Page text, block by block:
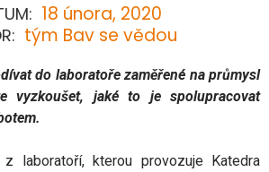
18 února, 2020
tým Bav se vědou
do laboratoře zaměřené na průmysl
vyzkoušet, jaké to je spolupracovat
laboratoří, kterou provozuje Katedra